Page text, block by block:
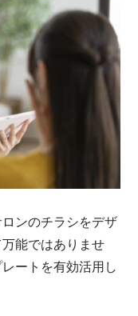
ンのチラシをデザ
能ではありませ
ートを有効活用し